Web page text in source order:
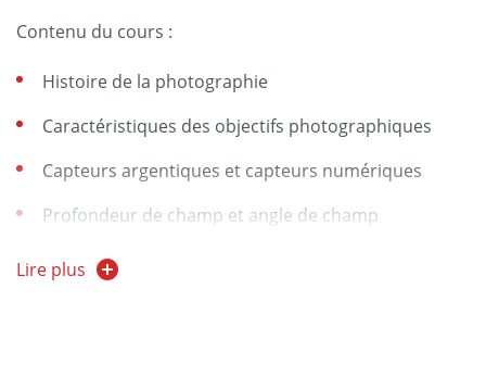
Contenu du cours :
Histoire de la photographie
Caractéristiques des objectifs photographiques
Capteurs argentiques et capteurs numériques
Profondeur de champ et angle de champ
Aberrations des objectifs photographiques
Lire plus